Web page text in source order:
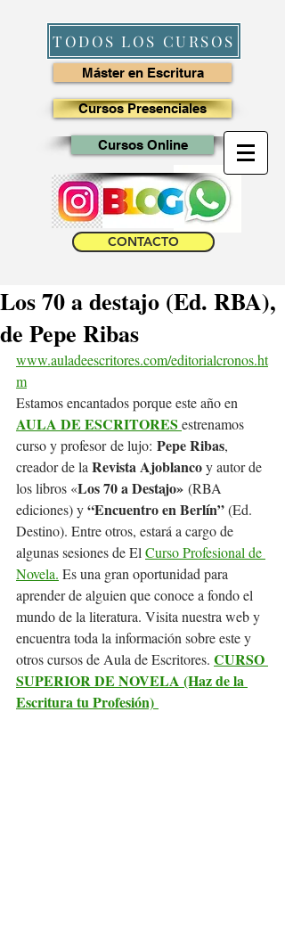
TODOS LOS CURSOS
Máster en Escritura
Cursos Presenciales
Cursos Online
CONTACTO
Los 70 a destajo (Ed. RBA),
de Pepe Ribas
www.auladeescritores.com/editorialcronos.ht
m
Estamos encantados porque este año en
AULA DE ESCRITORES estrenamos
curso y profesor de lujo: Pepe Ribas,
creador de la Revista Ajoblanco y autor de
los libros «Los 70 a Destajo» (RBA
ediciones) y “Encuentro en Berlín” (Ed.
Destino). Entre otros, estará a cargo de
algunas sesiones de El Curso Profesional de
Novela. Es una gran oportunidad para
aprender de alguien que conoce a fondo el
mundo de la literatura. Visita nuestra web y
encuentra toda la información sobre este y
otros cursos de Aula de Escritores. CURSO
SUPERIOR DE NOVELA (Haz de la
Escritura tu Profesión)